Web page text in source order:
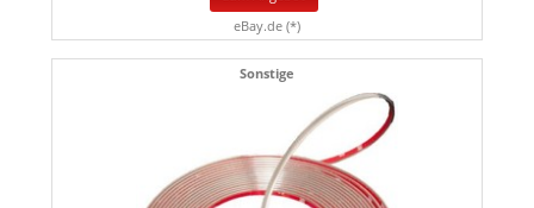
eBay.de (*)
Sonstige